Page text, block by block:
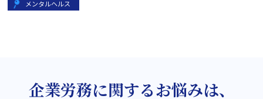
メンタルヘルス
企業労務に関するお悩みは、